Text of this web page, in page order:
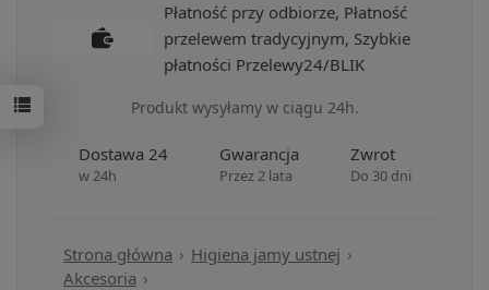
Płatność przy odbiorze, Płatność
przelewem tradycyjnym, Szybkie
płatności Przelewy24/BLIK
Produkt wysyłamy w ciągu 24h.
Dostawa 24
w 24h
Gwarancja
Przez 2 lata
Zwrot
Do 30 dni
Strona główna
Higiena jamy ustnej
Akcesoria